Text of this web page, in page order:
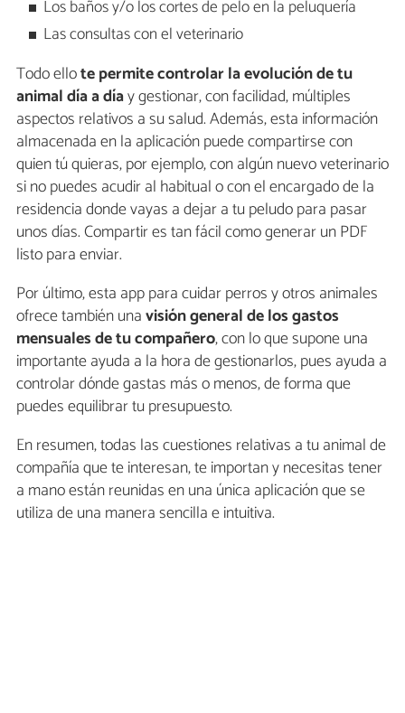
Los baños y/o los cortes de pelo en la peluquería
Las consultas con el veterinario
Todo ellote permite controlar la evolución de tu
animal día a díay gestionar, con facilidad, múltiples
aspectos relativos a su salud. Además, esta información
almacenada en la aplicación puede compartirse con
quien tú quieras, por ejemplo, con algún nuevo veterinario
si no puedes acudir al habitual o con el encargado de la
residencia donde vayas a dejar a tu peludo para pasar
unos días. Compartir es tan fácil como generar un PDF
listo para enviar.
Por último, esta app para cuidar perros y otros animales
ofrece también unavisión general de los gastos
mensuales de tu compañero, con lo que supone una
importante ayuda a la hora de gestionarlos, pues ayuda a
controlar dónde gastas más o menos, de forma que
puedes equilibrar tu presupuesto.
En resumen, todas las cuestiones relativas a tu animal de
compañía que te interesan, te importan y necesitas tener
a mano están reunidas en una única aplicación que se
utiliza de una manera sencilla e intuitiva.